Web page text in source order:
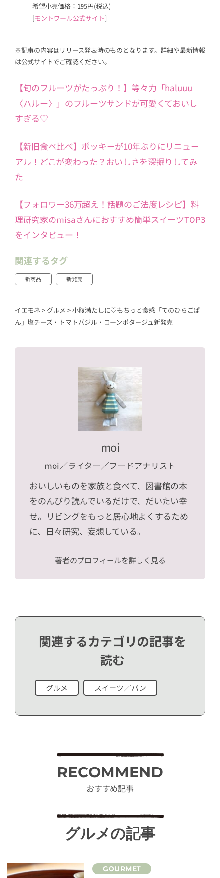
希望小売価格：195円(税込)
[モントワール公式サイト]
※記事の内容はリリース発表時のものとなります。詳細や最新情報
は公式サイトでご確認ください。
【旬のフルーツがたっぷり！】等々力「haluuu
〈ハルー〉」のフルーツサンドが可愛くておいし
すぎる♡
【新旧食べ比べ】ポッキーが10年ぶりにリニュー
アル！どこが変わった？おいしさを深掘りしてみ
た
【フォロワー36万超え！話題のご法度レシピ】料
理研究家のmisaさんにおすすめ簡単スイーツTOP3
をインタビュー！
関連するタグ
新商品 新発売
イエモネ > グルメ >小腹満たしに♡もちっと食感「てのひらごぱ
ん」塩チーズ・トマトバジル・コーンポタージュ新発売
moi
moi／ライター／フードアナリスト
おいしいものを家族と食べて、図書館の本
をのんびり読んでいるだけで、だいたい幸
せ。リビングをもっと居心地よくするため
に、日々研究、妄想している。
著者のプロフィールを詳しく見る
関連するカテゴリの記事を
読む
グルメ スイーツ／パン
RECOMMEND
おすすめ記事
グルメの記事